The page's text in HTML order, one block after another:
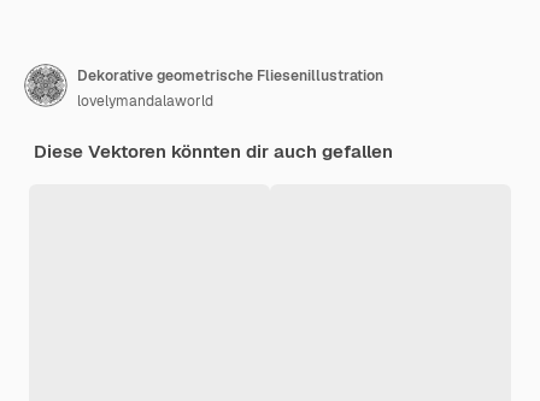
Dekorative geometrische Fliesenillustration
lovelymandalaworld
Diese Vektoren könnten dir auch gefallen